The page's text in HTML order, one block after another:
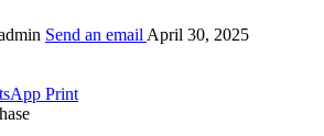
Send an email April 30, 2025
Print